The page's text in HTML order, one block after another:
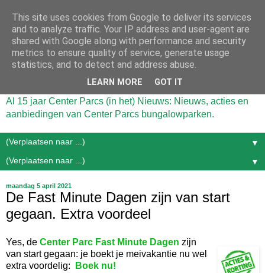
Al 15 jaar Center Parcs (in het) Nieuws: Nieuws, acties en
aanbiedingen van Center Parcs bungalowparken.
▼
▼
maandag 5 april 2021
De Fast Minute Dagen zijn van start
gegaan. Extra voordeel
Yes, de Center Parc Fast Minute Dagen zijn
van start gegaan: je boekt je meivakantie nu wel
extra voordelig:
Boek nu!
This site uses cookies from Google to deliver its services
and to analyze traffic. Your IP address and user-agent are
shared with Google along with performance and security
metrics to ensure quality of service, generate usage
statistics, and to detect and address abuse.
LEARN MORE GOT IT